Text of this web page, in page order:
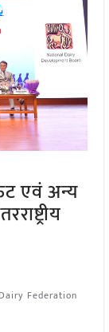
एवं अन्य
Federation